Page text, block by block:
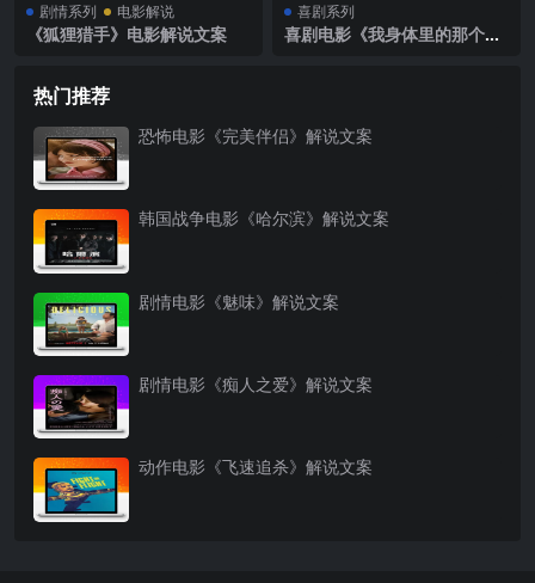
剧情系列 电影解说
《狐狸猎手》电影解说文案
喜剧系列
喜剧电影《我身体里的那个家
热门推荐
恐怖电影《完美伴侣》解说文案
韩国战争电影《哈尔滨》解说文案
剧情电影《魅味》解说文案
剧情电影《痴人之爱》解说文案
动作电影《飞速追杀》解说文案